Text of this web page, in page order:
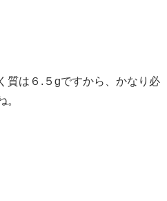
質は６.５gですから、かなり必
。